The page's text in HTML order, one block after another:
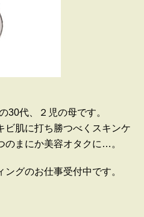
30代、２児の母です。
ビ肌に打ち勝つべくスキンケ
のまにか美容オタクに…。
グのお仕事受付中です。